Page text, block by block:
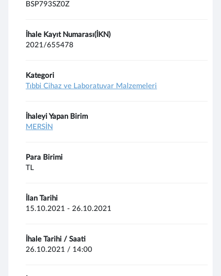
BSP793SZ0Z
İhale Kayıt Numarası(İKN)
2021/655478
Kategori
Tıbbi Cihaz ve Laboratuvar Malzemeleri
İhaleyi Yapan Birim
MERSİN
Para Birimi
TL
İlan Tarihi
15.10.2021 - 26.10.2021
İhale Tarihi / Saati
26.10.2021 / 14:00